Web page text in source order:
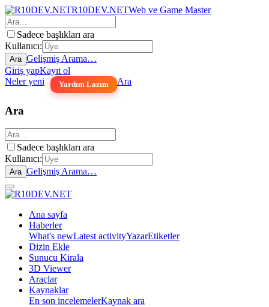
R10DEV.NETWeb ve Game Master
Sadece başlıkları ara
Kullanıcı:
Ara Gelişmiş Arama…
Giriş yapKayıt ol
Neler yeni
Yardım Lazım Ara
Ara
Sadece başlıkları ara
Kullanıcı:
Ara Gelişmiş Arama…
Ana sayfa
Haberler
What's newLatest activityYazarEtiketler
Dizin Ekle
Sunucu Kirala
3D Viewer
Araçlar
Kaynaklar
En son incelemelerKaynak ara